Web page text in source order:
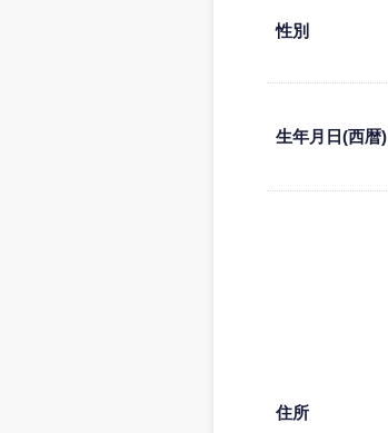
性別
生年月日(西暦)
住所